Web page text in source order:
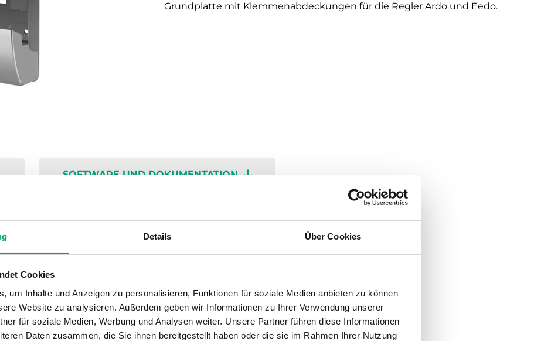
Details Über Cookies
Cookies
um Inhalte und Anzeigen zu personalisieren, Funktionen für soziale Medien anbieten zu können
Website zu analysieren. Außerdem geben wir Informationen zu Ihrer Verwendung unserer
für soziale Medien, Werbung und Analysen weiter. Unsere Partner führen diese Informationen
Daten zusammen, die Sie ihnen bereitgestellt haben oder die sie im Rahmen Ihrer Nutzung
Grundplatte mit Klemmenabdeckungen für die Regler Ardo und Eedo.
SOFTWARE UND DOKUMENTATION
und Klemmenabdeckung für Ardo und Eedo Regler